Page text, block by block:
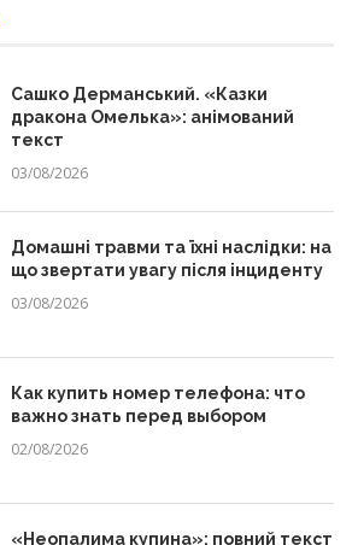
Сашко Дерманський. «Казки
дракона Омелька»: анімований
текст
03/08/2026
Домашні травми та їхні наслідки: на
що звертати увагу після інциденту
03/08/2026
Как купить номер телефона: что
важно знать перед выбором
02/08/2026
«Неопалима купина»: повний текст